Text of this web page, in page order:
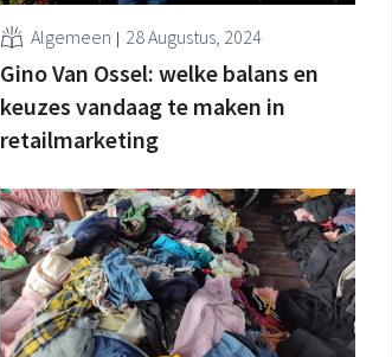
Algemeen 28 Augustus, 2024
Gino Van Ossel: welke balans en
keuzes vandaag te maken in
retailmarketing